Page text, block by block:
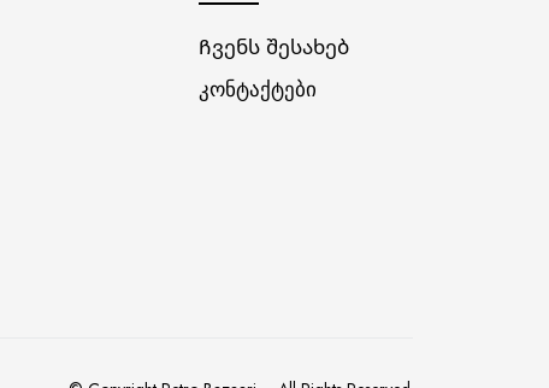
Ჩვენს შესახებ
კონტაქტები